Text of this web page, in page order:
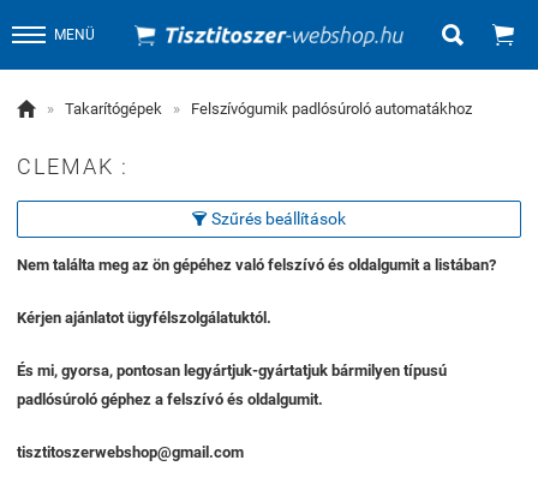
MENÜ  
 » Takarítógépek » Felszívógumik padlósúroló automatákhoz
CLEMAK :
 Szűrés beállítások
Nem találta meg az ön gépéhez való felszívó és oldalgumit a listában?
Kérjen ajánlatot ügyfélszolgálatuktól.
És mi, gyorsa, pontosan legyártjuk-gyártatjuk bármilyen típusú
padlósúroló géphez a felszívó és oldalgumit.
tisztitoszerwebshop@gmail.com